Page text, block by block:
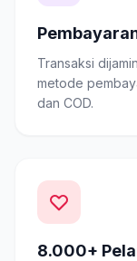
Transaksi
metode
dan COD.
8.000+